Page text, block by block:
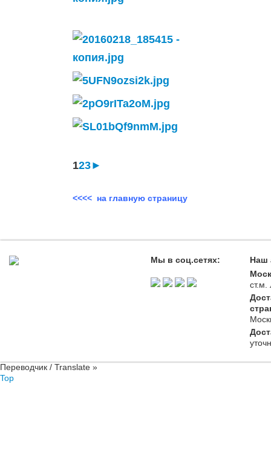
123►
<<<< на главную страницу
Мы в соц.сетях:
Наш
ст.м.
Переводчик / Translate »
Top